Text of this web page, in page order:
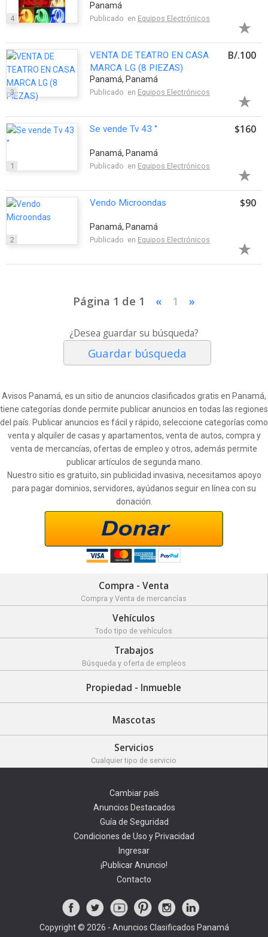
4
Panamá
Publicado en Equipos Electrónicos
3
VENTA DE TEATRO EN CASA
MARCA LG (8 PIEZAS)
Panamá, Panamá
Publicado en Equipos Electrónicos
B/.100
1
Se vende Tv 43 ‘’
Panamá, Panamá
Publicado en Equipos Electrónicos
$160
2
Vendo Microondas
Panamá, Panamá
Publicado en Equipos Electrónicos
$90
Página 1 de 1 « 1 »
¿Desea guardar su búsqueda?
Guardar búsqueda
Avisos Panamá, es un sitio de anuncios clasificados gratis en Panamá,
tiene categorías donde permite publicar anuncios en todas las regiones
del país. Publicar anuncios es fácil y rápido, seleccione categorías como
venta y alquiler de casas y apartamentos, venta de autos, compra y
venta de mercancías, ofertas de empleo y otros, además permite
publicar artículos de segunda mano.
Nuestro sitio es gratuito, sin publicidad invasiva, necesitamos apoyo
para pagar dominios, servidores, ayúdanos seguir en línea con su
donación.
Compra - Venta
Compra y Venta de mercancías
Vehículos
Todo tipo de vehículos
Trabajos
Búsqueda y oferta de empleos
Propiedad - Inmueble
Mascotas
Servicios
Cualquier tipo de servicio
Cambiar país
Anuncios Destacados
Guía de Seguridad
Condiciones de Uso y Privacidad
Ingresar
¡Publicar Anuncio!
Contacto
Copyright © 2026 - Anuncios Clasificados Panamá